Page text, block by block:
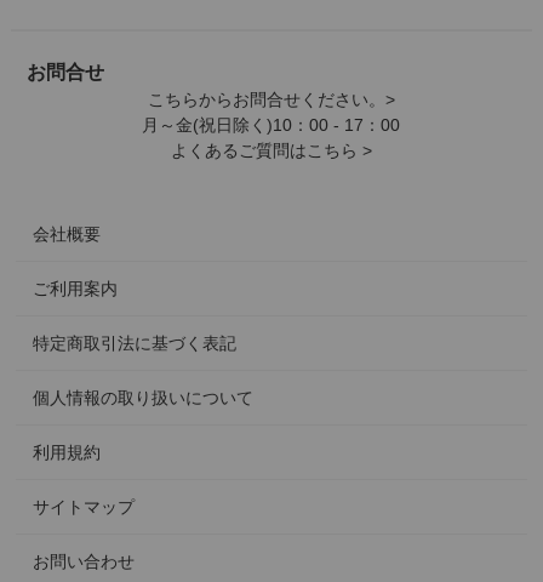
お問合せ
こちらからお問合せください。>
月～金(祝日除く)10：00 - 17：00
よくあるご質問はこちら >
会社概要
ご利用案内
特定商取引法に基づく表記
個人情報の取り扱いについて
利用規約
サイトマップ
お問い合わせ